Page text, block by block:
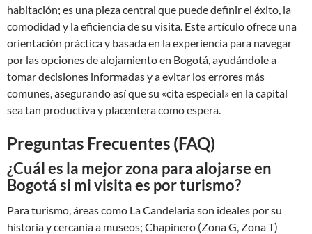
habitación; es una pieza central que puede definir el éxito, la
comodidad y la eficiencia de su visita. Este artículo ofrece una
orientación práctica y basada en la experiencia para navegar
por las opciones de alojamiento en Bogotá, ayudándole a
tomar decisiones informadas y a evitar los errores más
comunes, asegurando así que su «cita especial» en la capital
sea tan productiva y placentera como espera.
Preguntas Frecuentes (FAQ)
¿Cuál es la mejor zona para alojarse en
Bogotá si mi visita es por turismo?
Para turismo, áreas como La Candelaria son ideales por su
historia y cercanía a museos; Chapinero (Zona G, Zona T)